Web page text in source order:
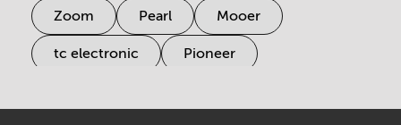
Zoom Pearl Mooer
tc electronic Pioneer